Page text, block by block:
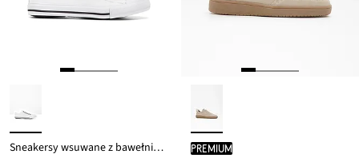
Sneakersy wsuwane z bawełnianego płótna PREMIUM